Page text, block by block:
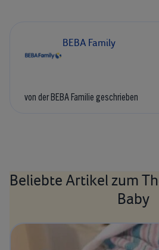
BEBA Family
von der BEBA Familie geschrieben
Beliebte Artikel zum
Baby